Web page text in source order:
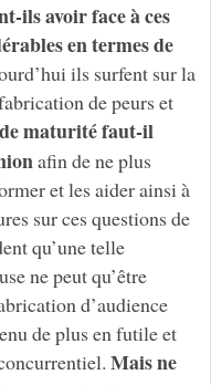
ils avoir face à ces
en termes de
ils surfent sur la
de peurs et
maturité faut-il
afin de ne plus
et les aider ainsi à
sur ces questions de
qu’une telle
ne peut qu’être
d’audience
de plus en futile et
Mais ne